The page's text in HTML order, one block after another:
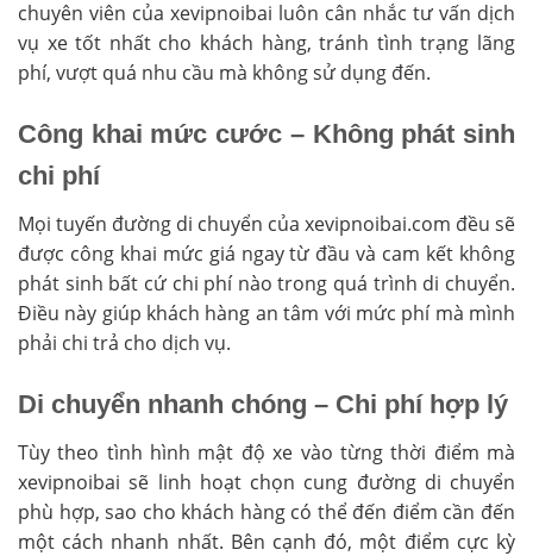
chuyên viên của xevipnoibai luôn cân nhắc tư vấn dịch
vụ xe tốt nhất cho khách hàng, tránh tình trạng lãng
phí, vượt quá nhu cầu mà không sử dụng đến.
Công khai mức cước – Không phát sinh
chi phí
Mọi tuyến đường di chuyển của xevipnoibai.com đều sẽ
được công khai mức giá ngay từ đầu và cam kết không
phát sinh bất cứ chi phí nào trong quá trình di chuyển.
Điều này giúp khách hàng an tâm với mức phí mà mình
phải chi trả cho dịch vụ.
Di chuyển nhanh chóng – Chi phí hợp lý
Tùy theo tình hình mật độ xe vào từng thời điểm mà
xevipnoibai sẽ linh hoạt chọn cung đường di chuyển
phù hợp, sao cho khách hàng có thể đến điểm cần đến
một cách nhanh nhất. Bên cạnh đó, một điểm cực kỳ